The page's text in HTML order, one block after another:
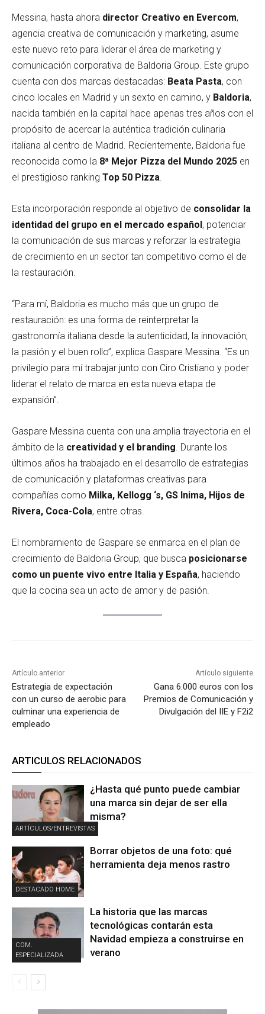
Messina, hasta ahora director Creativo en Evercom,
agencia creativa de comunicación y marketing, asume
este nuevo reto para liderar el área de marketing y
comunicación corporativa de Baldoria Group. Este grupo
cuenta con dos marcas destacadas: Beata Pasta, con
cinco locales en Madrid y un sexto en camino, y Baldoria,
nacida también en la capital hace apenas tres años con el
propósito de acercar la auténtica tradición culinaria
italiana al centro de Madrid. Recientemente, Baldoria fue
reconocida como la 8ª Mejor Pizza del Mundo 2025 en
el prestigioso ranking Top 50 Pizza.
Esta incorporación responde al objetivo de consolidar la
identidad del grupo en el mercado español, potenciar
la comunicación de sus marcas y reforzar la estrategia
de crecimiento en un sector tan competitivo como el de
la restauración.
“Para mí, Baldoria es mucho más que un grupo de
restauración: es una forma de reinterpretar la
gastronomía italiana desde la autenticidad, la innovación,
la pasión y el buen rollo”, explica Gaspare Messina. “Es un
privilegio para mí trabajar junto con Ciro Cristiano y poder
liderar el relato de marca en esta nueva etapa de
expansión”.
Gaspare Messina cuenta con una amplia trayectoria en el
ámbito de la creatividad y el branding. Durante los
últimos años ha trabajado en el desarrollo de estrategias
de comunicación y plataformas creativas para
compañías como Milka, Kellogg ‘s, GS Inima, Hijos de
Rivera, Coca-Cola, entre otras.
El nombramiento de Gaspare se enmarca en el plan de
crecimiento de Baldoria Group, que busca posicionarse
como un puente vivo entre Italia y España, haciendo
que la cocina sea un acto de amor y de pasión.
Artículo anterior
Estrategia de expectación
con un curso de aerobic para
culminar una experiencia de
empleado
Artículo siguiente
Gana 6.000 euros con los
Premios de Comunicación y
Divulgación del IIE y F2i2
ARTICULOS RELACIONADOS
ARTÍCULOS/ENTREVISTAS
¿Hasta qué punto puede cambiar
una marca sin dejar de ser ella
misma?
DESTACADO HOME
Borrar objetos de una foto: qué
herramienta deja menos rastro
COM.
ESPECIALIZADA
La historia que las marcas
tecnológicas contarán esta
Navidad empieza a construirse en
verano